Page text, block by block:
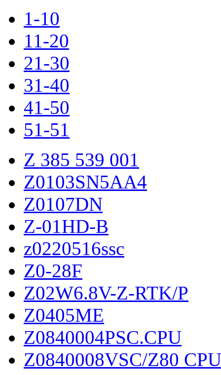
1-10
11-20
21-30
31-40
41-50
51-51
Z 385 539 001
Z0103SN5AA4
Z0107DN
Z-01HD-B
z0220516ssc
Z0-28F
Z02W6.8V-Z-RTK/P
Z0405ME
Z0840004PSC.CPU
Z0840008VSC/Z80 CPU